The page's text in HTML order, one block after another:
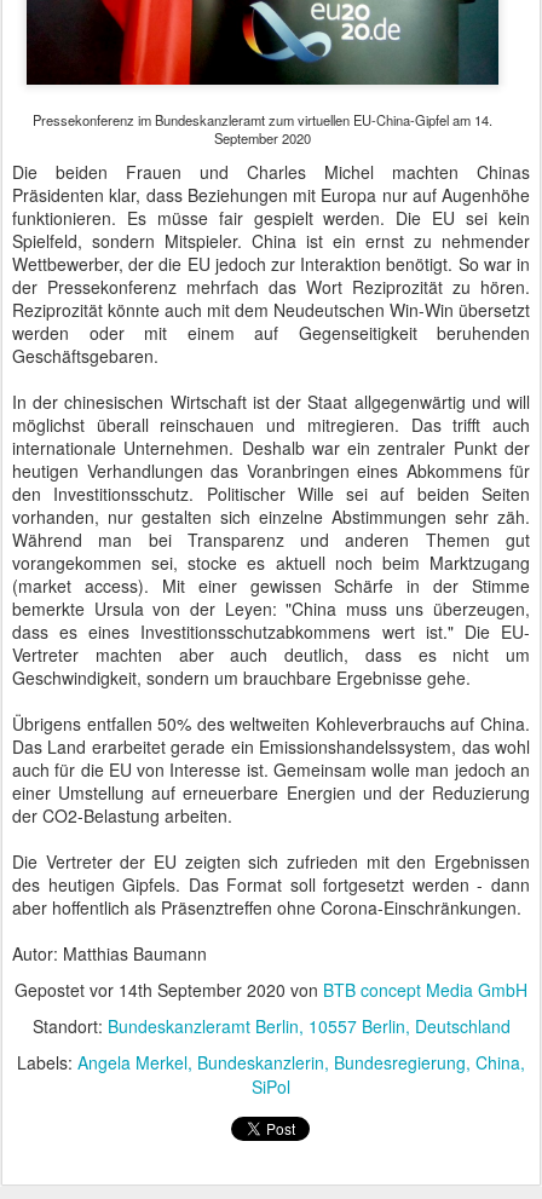
Pressekonferenz im Bundeskanzleramt zum virtuellen EU-China-Gipfel am 14.
September 2020
Die beiden Frauen und Charles Michel machten Chinas
Präsidenten klar, dass Beziehungen mit Europa nur auf Augenhöhe
funktionieren. Es müsse fair gespielt werden. Die EU sei kein
Spielfeld, sondern Mitspieler. China ist ein ernst zu nehmender
Wettbewerber, der die EU jedoch zur Interaktion benötigt. So war in
der Pressekonferenz mehrfach das Wort Reziprozität zu hören.
Reziprozität könnte auch mit dem Neudeutschen Win-Win übersetzt
werden oder mit einem auf Gegenseitigkeit beruhenden
Geschäftsgebaren.
In der chinesischen Wirtschaft ist der Staat allgegenwärtig und will
möglichst überall reinschauen und mitregieren. Das trifft auch
internationale Unternehmen. Deshalb war ein zentraler Punkt der
heutigen Verhandlungen das Voranbringen eines Abkommens für
den Investitionsschutz. Politischer Wille sei auf beiden Seiten
vorhanden, nur gestalten sich einzelne Abstimmungen sehr zäh.
Während man bei Transparenz und anderen Themen gut
vorangekommen sei, stocke es aktuell noch beim Marktzugang
(market access). Mit einer gewissen Schärfe in der Stimme
bemerkte Ursula von der Leyen: "China muss uns überzeugen,
dass es eines Investitionsschutzabkommens wert ist." Die EU-
Vertreter machten aber auch deutlich, dass es nicht um
Geschwindigkeit, sondern um brauchbare Ergebnisse gehe.
Übrigens entfallen 50% des weltweiten Kohleverbrauchs auf China.
Das Land erarbeitet gerade ein Emissionshandelssystem, das wohl
auch für die EU von Interesse ist. Gemeinsam wolle man jedoch an
einer Umstellung auf erneuerbare Energien und der Reduzierung
der CO2-Belastung arbeiten.
Die Vertreter der EU zeigten sich zufrieden mit den Ergebnissen
des heutigen Gipfels. Das Format soll fortgesetzt werden - dann
aber hoffentlich als Präsenztreffen ohne Corona-Einschränkungen.
Autor: Matthias Baumann
Gepostet vor 14th September 2020 von BTB concept Media GmbH
Standort: Bundeskanzleramt Berlin, 10557 Berlin, Deutschland
Labels: Angela Merkel Bundeskanzlerin Bundesregierung China
SiPol